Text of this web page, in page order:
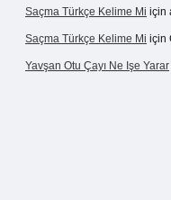
Saçma Türkçe Kelime Mi için
Saçma Türkçe Kelime Mi için
Yavşan Otu Çayı Ne Işe Yarar